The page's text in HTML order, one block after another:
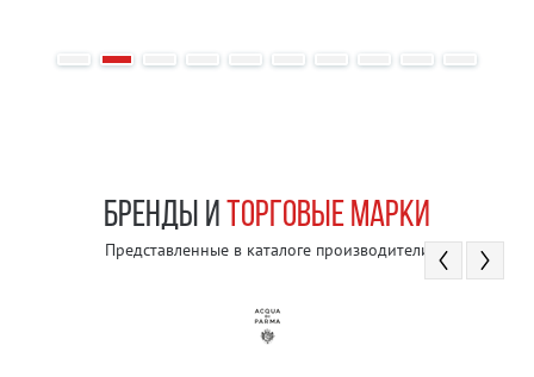
БРЕНДЫ И ТОРГОВЫЕ МАРКИ
Представленные в каталоге производители